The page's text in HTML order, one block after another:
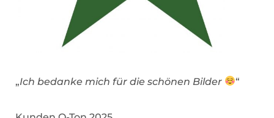
„Ich bedanke mich für die schönen Bilder “